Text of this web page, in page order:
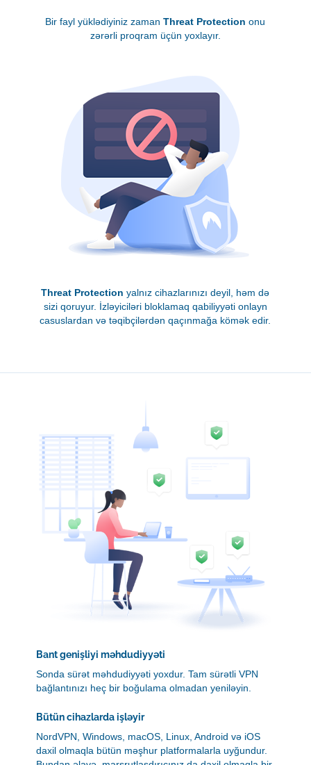
Bir fayl yüklədiyiniz zamanThreat Protection onu
zərərli proqram üçün yoxlayır.
Threat Protection yalnız cihazlarınızı deyil, həm də
sizi qoruyur. İzləyiciləri bloklamaq qabiliyyəti onlayn
casuslardan və təqibçilərdən qaçınmağa kömək edir.
Bant genişliyi məhdudiyyəti
Sonda sürət məhdudiyyəti yoxdur. Tam sürətli VPN
bağlantınızı heç bir boğulama olmadan yeniləyin.
Bütün cihazlarda işləyir
NordVPN, Windows, macOS, Linux, Android və iOS
daxil olmaqla bütün məşhur platformalarla uyğundur.